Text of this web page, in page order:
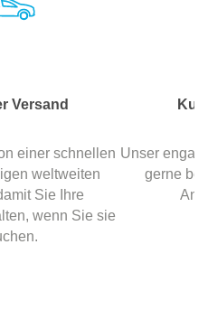
Versand
einer schnellen
weltweiten
Sie Ihre
wenn Sie sie
Unser
gerne